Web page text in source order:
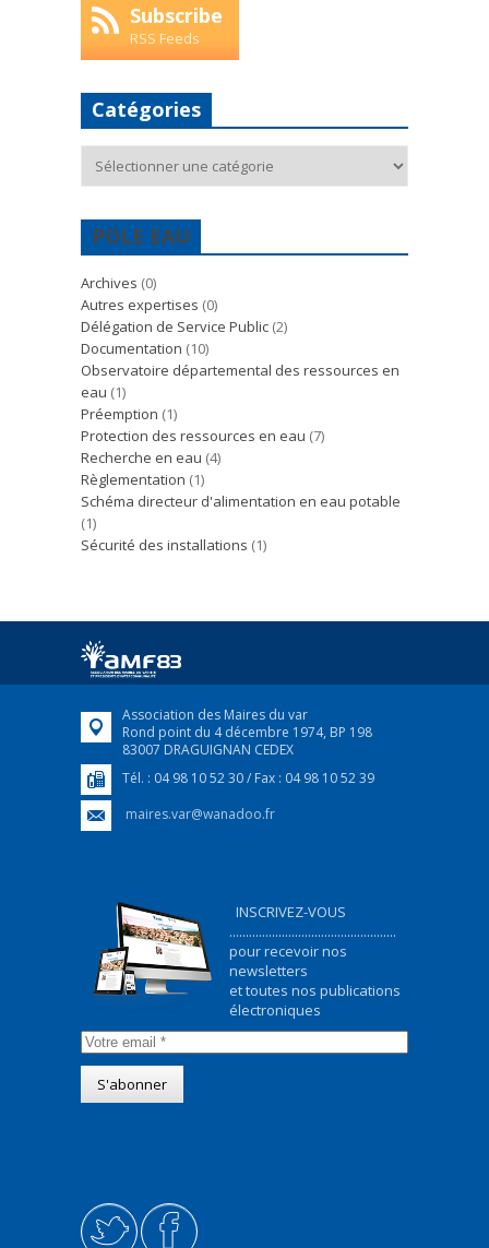
Subscribe
RSS Feeds
Catégories
POLE EAU
Archives (0)
Autres expertises (0)
Délégation de Service Public (2)
Documentation (10)
Observatoire départemental des ressources en
eau (1)
Préemption (1)
Protection des ressources en eau (7)
Recherche en eau (4)
Règlementation (1)
Schéma directeur d'alimentation en eau potable
(1)
Sécurité des installations (1)
Association des Maires du var
Rond point du 4 décembre 1974, BP 198
83007 DRAGUIGNAN CEDEX
Tél. : 04 98 10 52 30 / Fax : 04 98 10 52 39
maires.var@wanadoo.fr
INSCRIVEZ-VOUS
...................................................
pour recevoir nos
newsletters
et toutes nos publications
électroniques